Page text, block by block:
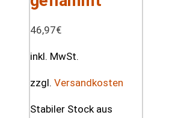
46,97€
inkl. MwSt.
zzgl. Versandkosten
Stabiler Stock aus